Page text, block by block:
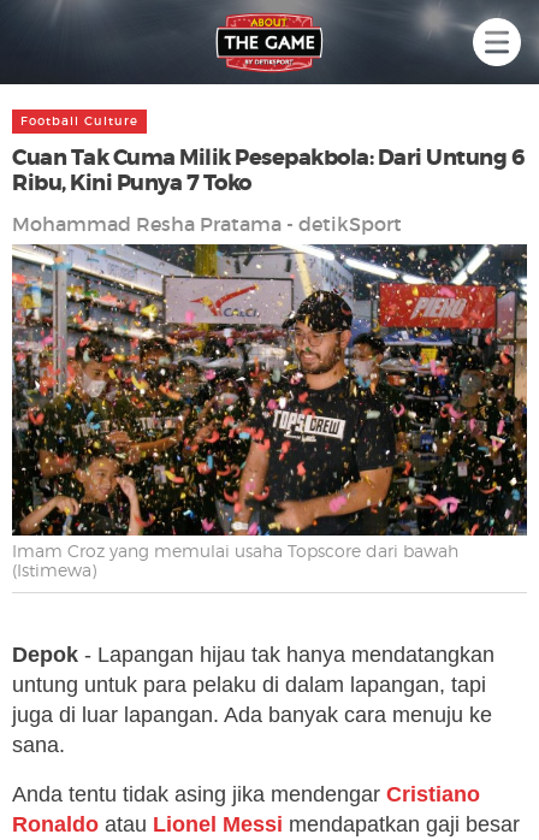
Football Culture
Cuan Tak Cuma Milik Pesepakbola: Dari Untung 6
Ribu, Kini Punya 7 Toko
Mohammad Resha Pratama - detikSport
Imam Croz yang memulai usaha Topscore dari bawah
(Istimewa)
Depok - Lapangan hijau tak hanya mendatangkan
untung untuk para pelaku di dalam lapangan, tapi
juga di luar lapangan. Ada banyak cara menuju ke
sana.
Anda tentu tidak asing jika mendengar Cristiano
Ronaldo atau Lionel Messi mendapatkan gaji besar